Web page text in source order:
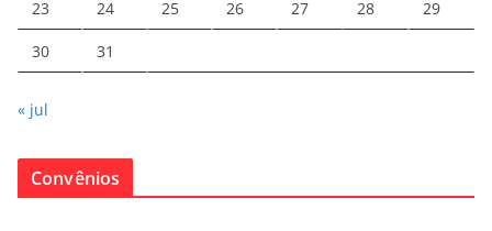
23 24 25 26 27 28 29
30 31
« jul
Convênios